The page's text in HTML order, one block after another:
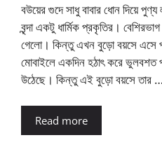
বউয়ের গুদে সাধু বাবার ধোন দিয়ে
বৃন্দা একটু ধার্মিক প্রকৃতির।
গেলো। কিন্তু এখন বুড়ো বয়সে এসে
মোবাইলে একদিন হঠাৎ করে ভুলবশত
উঠেছে। কিন্তু এই বুড়ো বয়সে তার …
Read more